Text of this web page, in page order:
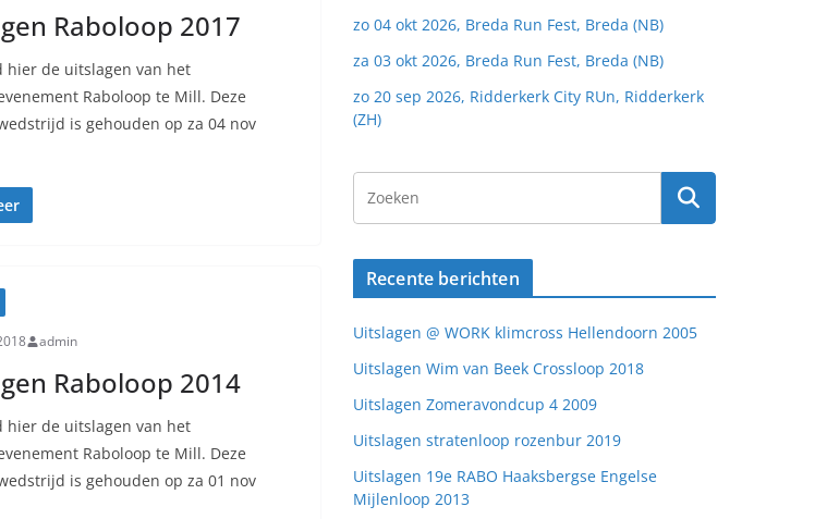
Raboloop 2017
hier de uitslagen van het
Raboloop te Mill. Deze
is gehouden op za 04 nov
admin
Raboloop 2014
hier de uitslagen van het
Raboloop te Mill. Deze
is gehouden op za 01 nov
zo 04 okt 2026, Breda Run Fest, Breda (NB)
za 03 okt 2026, Breda Run Fest, Breda (NB)
zo 20 sep 2026, Ridderkerk City RUn, Ridderkerk
(ZH)
Recente berichten
Uitslagen @ WORK klimcross Hellendoorn 2005
Uitslagen Wim van Beek Crossloop 2018
Uitslagen Zomeravondcup 4 2009
Uitslagen stratenloop rozenbur 2019
Uitslagen 19e RABO Haaksbergse Engelse
Mijlenloop 2013